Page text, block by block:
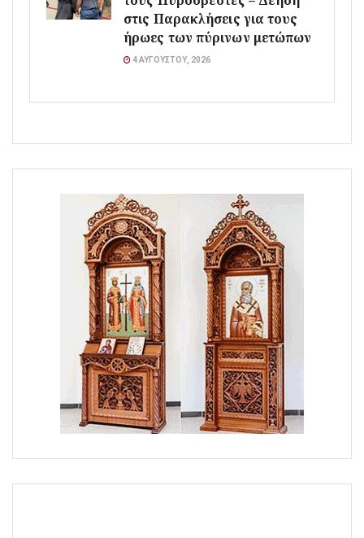
στις Παρακλήσεις για τους
ήρωες των πύρινων μετώπων
4 ΑΥΓΟΎΣΤΟΥ, 2026